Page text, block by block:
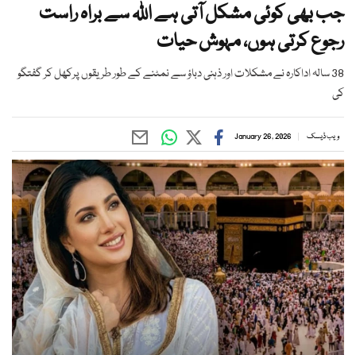
جب بھی کوئی مشکل آتی ہے اللہ سے براہ راست
رجوع کرتی ہوں، مہوش حیات
38 سالہ اداکارہ نے مشکلات اور ذہنی دباؤ سے نمٹنے کے طور طریقوں پرکھل کر گفتگو
کی
ویب ڈیسک January 26, 2026